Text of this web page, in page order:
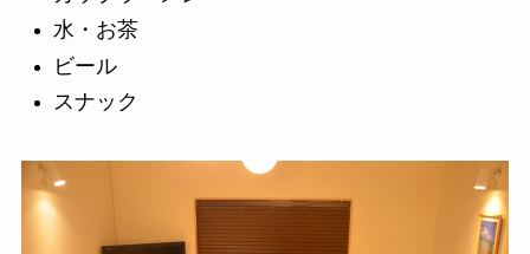
水・お茶
ビール
スナック